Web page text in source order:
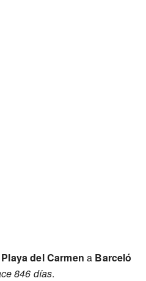
Playa del Carmen a Barceló
846 días.